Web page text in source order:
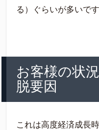
る）ぐらいが多いです
お客様の状
脱要因
これは高度経済成長